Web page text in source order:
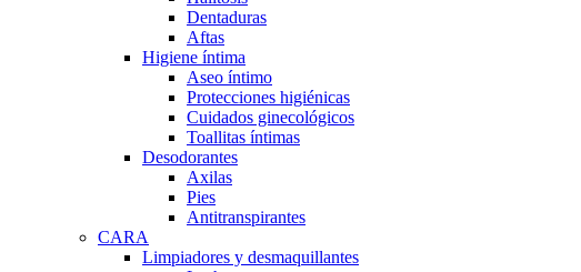
Dentaduras
Aftas
Higiene íntima
Aseo íntimo
Protecciones higiénicas
Cuidados ginecológicos
Toallitas íntimas
Desodorantes
Axilas
Pies
Antitranspirantes
CARA
Limpiadores y desmaquillantes